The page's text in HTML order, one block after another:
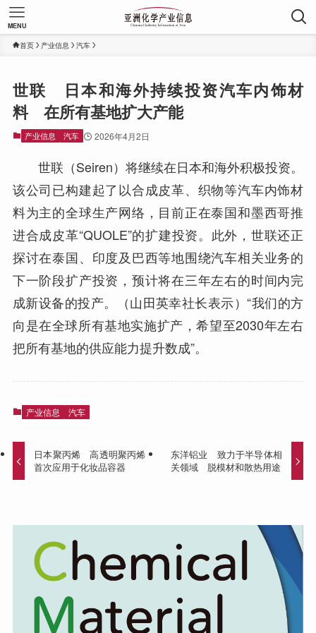
MENU
首页 产业信息 汽车
世联 日本和海外持续投资汽车内饰材
料 在所有基地扩大产能
产业信息 汽车 2026年4月2日
世联（Seiren）将继续在日本和海外积极投资。
该公司已构建起了以合成皮革、织物等汽车内饰材
料为主的全球生产网络，目前正在泰国和墨西哥推
进合成皮革“QUOLE”的扩建投资。此外，世联还正
探讨在泰国、印度及巴西等地围绕汽车相关业务的
下一阶段扩产投资，预计将在三年左右的时间内完
成新设备的投产。（山田英幸社长表示）“我们的方
向是在全球所有基地实施扩产，希望至2030年左右
把所有基地的供应能力提升数成”。
产业信息 汽车
日本聚丙烯 高透明聚丙烯
首次应用于化妆品容器
东洋铝业 致力于半导体相
关领域 脱模材和散热用途